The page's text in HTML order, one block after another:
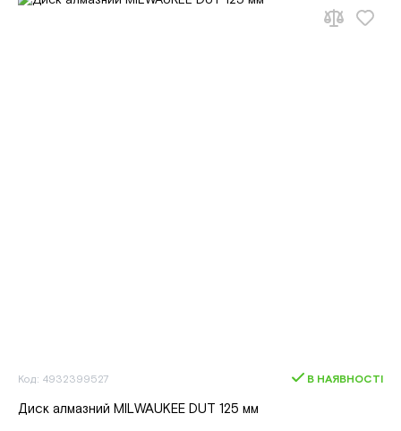
Код: 4932399527 В НАЯВНОСТІ
Диск алмазний MILWAUKEE DUT 125 мм